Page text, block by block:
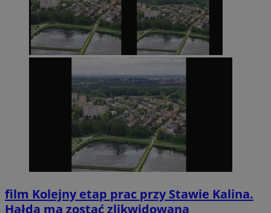
film Kolejny etap prac przy Stawie Kalina.
Hałda ma zostać zlikwidowana